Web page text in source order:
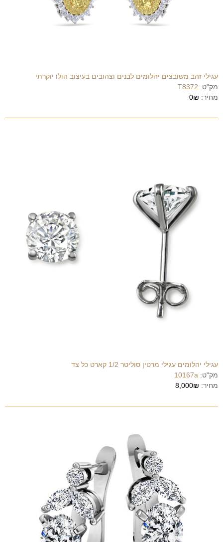
עגילי זהב משובצים יהלומים לבנים וצהובים בעיצוב הולו יוקרתי
מק"ט: T8372
מחיר: 0₪
עגילי יהלומים עגילי מרטין סוליטר 1/2 קארט כל צד
מק"ט: 10167a
מחיר: 8,000₪